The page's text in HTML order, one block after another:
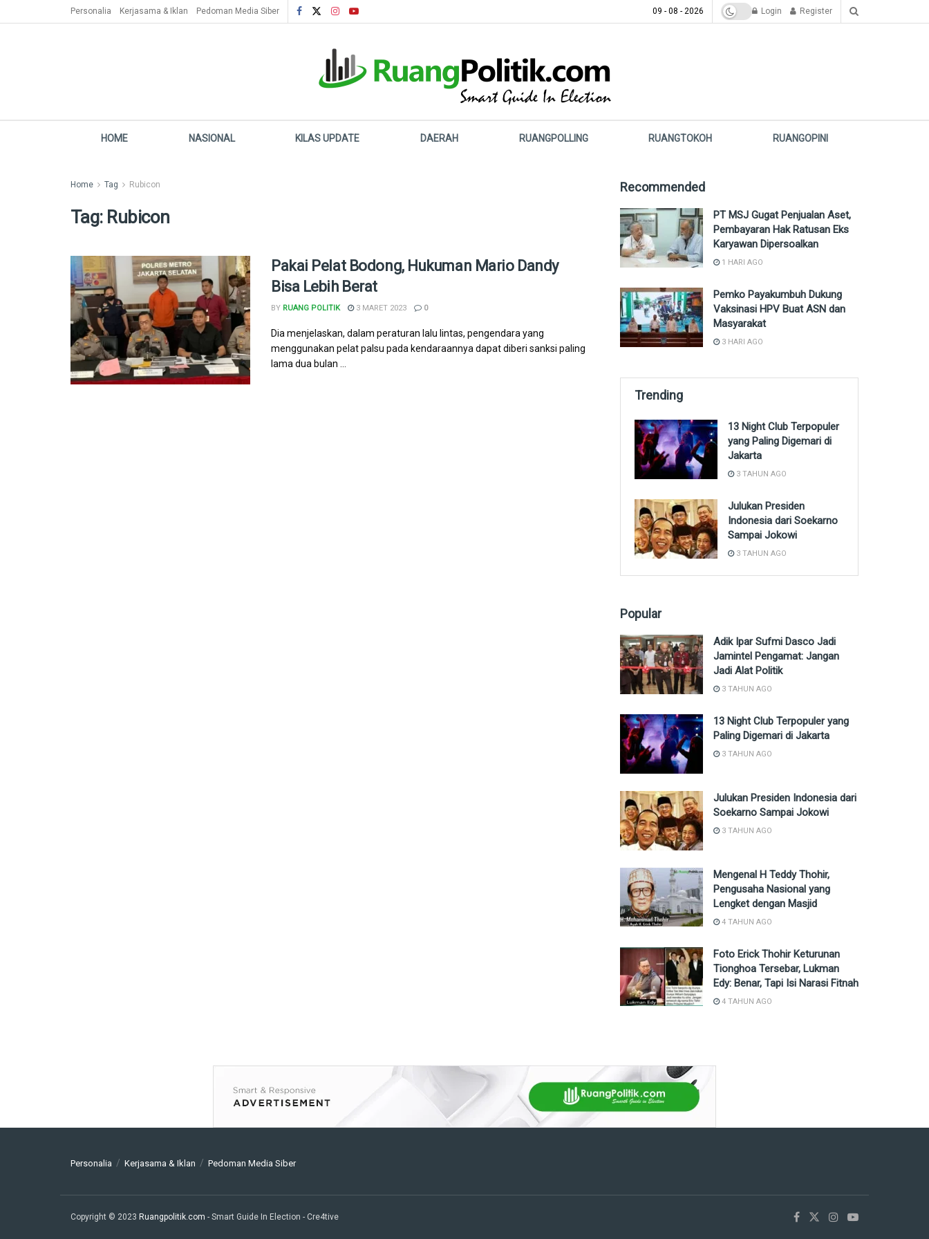
Personalia Kerjasama & Iklan Pedoman Media Siber 09 - 08 - 2026 Login Register
HOME NASIONAL KILAS UPDATE DAERAH RUANGPOLLING RUANGTOKOH RUANGOPINI
Home Tag Rubicon
Tag: Rubicon
Pakai Pelat Bodong, Hukuman Mario Dandy
Bisa Lebih Berat
BY RUANG POLITIK 3 MARET 2023 0
Dia menjelaskan, dalam peraturan lalu lintas, pengendara yang
menggunakan pelat palsu pada kendaraannya dapat diberi sanksi paling
lama dua bulan ...
Recommended
PT MSJ Gugat Penjualan Aset,
Pembayaran Hak Ratusan Eks
Karyawan Dipersoalkan
1 HARI AGO
Pemko Payakumbuh Dukung
Vaksinasi HPV Buat ASN dan
Masyarakat
3 HARI AGO
Trending
13 Night Club Terpopuler
yang Paling Digemari di
Jakarta
3 TAHUN AGO
Julukan Presiden
Indonesia dari Soekarno
Sampai Jokowi
3 TAHUN AGO
Popular
Adik Ipar Sufmi Dasco Jadi
Jamintel Pengamat: Jangan
Jadi Alat Politik
3 TAHUN AGO
13 Night Club Terpopuler yang
Paling Digemari di Jakarta
3 TAHUN AGO
Julukan Presiden Indonesia dari
Soekarno Sampai Jokowi
3 TAHUN AGO
Mengenal H Teddy Thohir,
Pengusaha Nasional yang
Lengket dengan Masjid
4 TAHUN AGO
Foto Erick Thohir Keturunan
Tionghoa Tersebar, Lukman
Edy: Benar, Tapi Isi Narasi Fitnah
4 TAHUN AGO
Personalia Kerjasama & Iklan Pedoman Media Siber
Copyright © 2023 Ruangpolitik.com - Smart Guide In Election - Cre4tive